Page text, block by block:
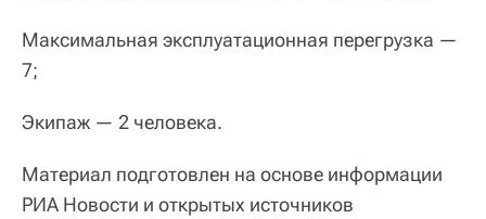
Максимальная эксплуатационная перегрузка —
7;
Экипаж — 2 человека.
Материал подготовлен на основе информации
РИА Новости и открытых источников